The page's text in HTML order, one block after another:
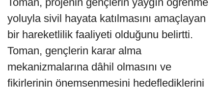
yoluyla sivil hayata katılmasını amaçlayan
bir hareketlilik faaliyeti olduğunu belirtti.
Toman, gençlerin karar alma
mekanizmalarına dâhil olmasını ve
fikirlerinin önemsenmesini hedeflediklerini